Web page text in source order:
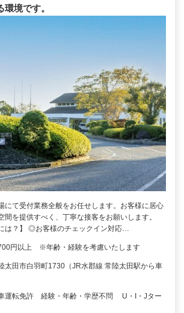
境です。
にて受付業務全般をお任せします。お客様に居心
間を提供すべく、丁寧な接客をお願いします。
には？】 ◎お客様のチェックイン対応…
円以上 ※年齢・経験を考慮いたします
太田市白羽町1730（JR水郡線 常陸太田駅から車
運転免許 経験・年齢・学歴不問 U・I・Jター